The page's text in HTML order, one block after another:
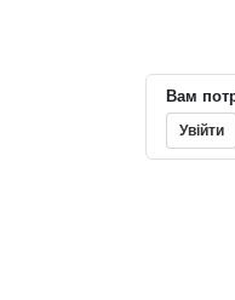
Вам
Увійти